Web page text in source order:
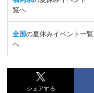
覧へ
全国の夏休みイベント一覧
へ
シェアする